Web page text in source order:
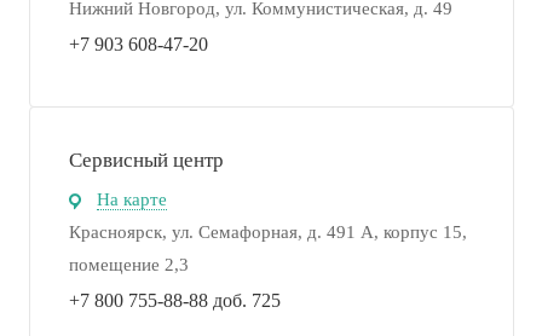
Нижний Новгород, ул. Коммунистическая, д. 49
+7 903 608-47-20
Сервисный центр
На карте
Красноярск, ул. Семафорная, д. 491 А, корпус 15,
помещение 2,3
+7 800 755-88-88 доб. 725